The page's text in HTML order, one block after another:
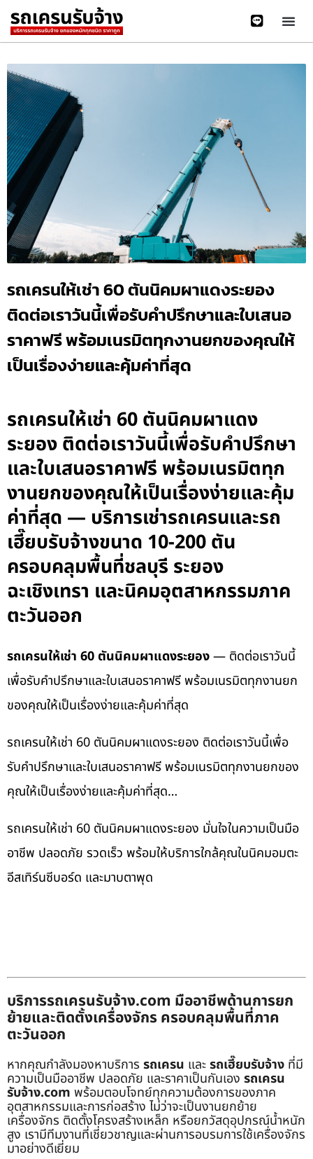
รถเครนให้เช่า 60 ตันนิคมผาแดงระยอง
ติดต่อเราวันนี้เพื่อรับคำปรึกษาและใบเสนอ
ราคาฟรี พร้อมเนรมิตทุกงานยกของคุณให้
เป็นเรื่องง่ายและคุ้มค่าที่สุด
รถเครนให้เช่า 60 ตันนิคมผาแดง
ระยอง ติดต่อเราวันนี้เพื่อรับคำปรึกษา
และใบเสนอราคาฟรี พร้อมเนรมิตทุก
งานยกของคุณให้เป็นเรื่องง่ายและคุ้ม
ค่าที่สุด — บริการเช่ารถเครนและรถ
เฮี๊ยบรับจ้างขนาด 10-200 ตัน
ครอบคลุมพื้นที่ชลบุรี ระยอง
ฉะเชิงเทรา และนิคมอุตสาหกรรมภาค
ตะวันออก
รถเครนให้เช่า 60 ตันนิคมผาแดงระยอง— ติดต่อเราวันนี้
เพื่อรับคำปรึกษาและใบเสนอราคาฟรี พร้อมเนรมิตทุกงานยก
ของคุณให้เป็นเรื่องง่ายและคุ้มค่าที่สุด
รถเครนให้เช่า 60 ตันนิคมผาแดงระยอง ติดต่อเราวันนี้เพื่อ
รับคำปรึกษาและใบเสนอราคาฟรี พร้อมเนรมิตทุกงานยกของ
คุณให้เป็นเรื่องง่ายและคุ้มค่าที่สุด…
รถเครนให้เช่า 60 ตันนิคมผาแดงระยอง มั่นใจในความเป็นมือ
อาชีพ ปลอดภัย รวดเร็ว พร้อมให้บริการใกล้คุณในนิคมอมตะ
อีสเทิร์นซีบอร์ด และมาบตาพุด
บริการรถเครนรับจ้าง.com มืออาชีพด้านการยก
ย้ายและติดตั้งเครื่องจักร ครอบคลุมพื้นที่ภาค
ตะวันออก
หากคุณกำลังมองหาบริการ รถเครน และรถเฮี๊ยบรับจ้าง ที่มี
ความเป็นมืออาชีพ ปลอดภัย และราคาเป็นกันเอง รถเครน
รับจ้าง.com พร้อมตอบโจทย์ทุกความต้องการของภาค
อุตสาหกรรมและการก่อสร้าง ไม่ว่าจะเป็นงานยกย้าย
เครื่องจักร ติดตั้งโครงสร้างเหล็ก หรือยกวัสดุอุปกรณ์น้ำหนัก
สูง เรามีทีมงานที่เชี่ยวชาญและผ่านการอบรมการใช้เครื่องจักร
มาอย่างดีเยี่ยม